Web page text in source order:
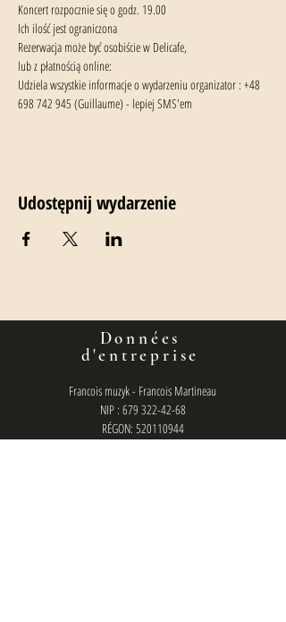
Koncert rozpocznie się o godz. 19.00
Ich ilość jest ograniczona
Rezerwacja może być osobiście w Delicafe,
lub z płatnością online:
Udziela wszystkie informacje o wydarzeniu organizator : +48
698 742 945 (Guillaume) - lepiej SMS'em
Udostępnij wydarzenie
Données
d'entreprise
Francois muzyk - Francois Martineau
NIP : 679 322-42-68
RÉGON: 520110944